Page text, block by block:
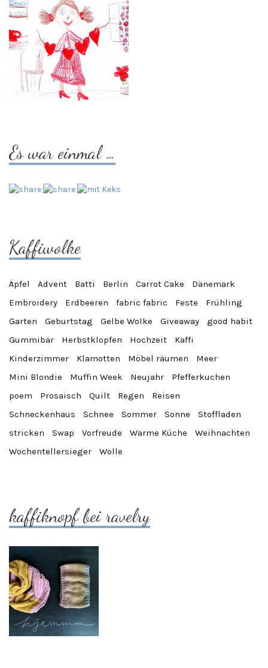
Es war einmal …
Kaffiwolke
Äpfel Advent Batti Berlin Carrot Cake
Dänemark
Embroidery
Erdbeeren fabric fabric Feste
Frühling
Garten
Geburtstag Gelbe Wolke Giveaway
good habit
Gummibär
Herbstklopfen Hochzeit
Kaffi
Kinderzimmer
Klamotten Möbel räumen
Meer
Mini Blondie
Muffin Week Neujahr
Pfefferkuchen
poem
Prosaisch Quilt Regen
Reisen
Schneckenhaus
Schnee Sommer Sonne
Stoffladen
stricken
Swap Vorfreude Warme Küche
Weihnachten
Wochentellersieger
Wolle
kaffiknopf bei ravelry